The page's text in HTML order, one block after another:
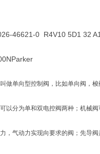
46621-0 R4V10 5D1 32
Parker
向型控制阀，比如单向阀，梭
为单和双电控阀两种；机械阀
动力实现向要求的阀；先导阀